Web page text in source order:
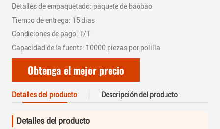
Detalles de empaquetado: paquete de baobao
Tiempo de entrega: 15 dias
Condiciones de pago: T/T
Capacidad de la fuente: 10000 piezas por polilla
Obtenga el mejor precio
Detalles del producto Descripción del producto
Detalles del producto